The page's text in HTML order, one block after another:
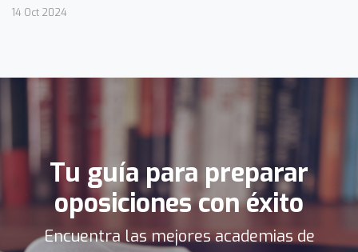
14 Oct 2024
Tu guía para preparar
oposiciones con éxito
Encuentra las mejores academias de